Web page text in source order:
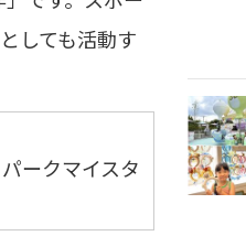
しても活動す
ークマイスタ